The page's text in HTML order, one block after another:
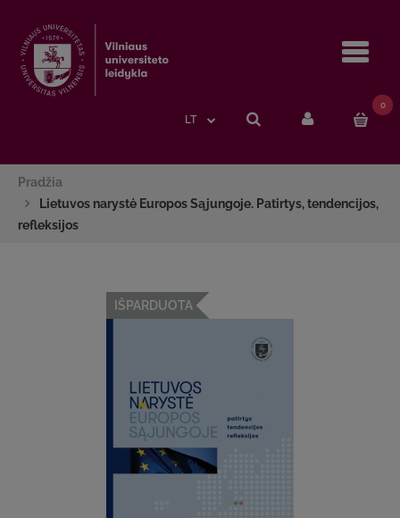
LT
0
Pradžia
Lietuvos narystė Europos Sąjungoje. Patirtys, tendencijos,
refleksijos
IŠPARDUOTA